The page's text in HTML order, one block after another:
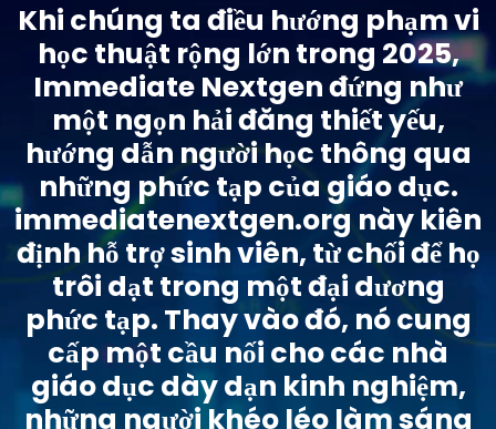
Khi chúng ta điều hướng phạm vi
học thuật rộng lớn trong 2025,
Immediate Nextgen đứng như
một ngọn hải đăng thiết yếu,
hướng dẫn người học thông qua
những phức tạp của giáo dục.
immediatenextgen.org này kiên
định hỗ trợ sinh viên, từ chối để họ
trôi dạt trong một đại dương
phức tạp. Thay vào đó, nó cung
cấp một cầu nối cho các nhà
giáo dục dày dạn kinh nghiệm,
những người khéo léo làm sáng